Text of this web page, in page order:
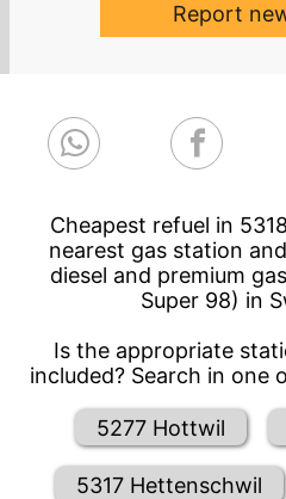
Report
Cheapest refuel in
nearest gas station
diesel and premium
Super 98) in
Is the appropriate
included? Search in one
5277 Hottwil
5317 Hettenschwil